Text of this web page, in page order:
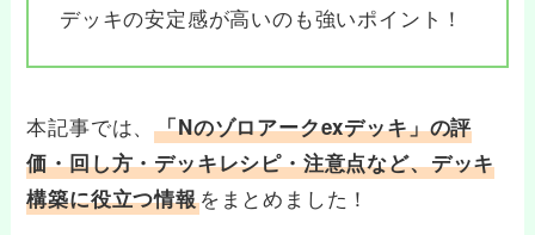
デッキの安定感が高いのも強いポイント！
本記事では、「Nのゾロアークexデッキ」の評
価・回し方・デッキレシピ・注意点など、デッキ
構築に役立つ情報をまとめました！